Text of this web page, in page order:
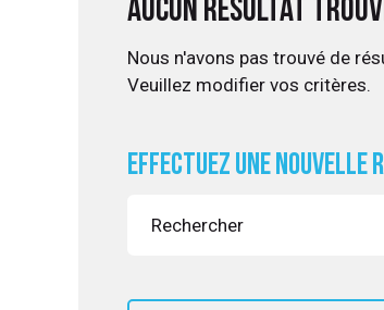
Aucun résultat
Nous n'avons pas trouvé de
Veuillez modifier vos critères.
Effectuez une nouvelle